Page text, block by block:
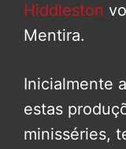
Hiddleston
Mentira.
Inicialmente
estas
minisséries,